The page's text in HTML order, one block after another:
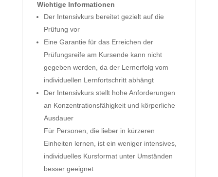
Wichtige Informationen
Der Intensivkurs bereitet gezielt auf die
Prüfung vor
Eine Garantie für das Erreichen der
Prüfungsreife am Kursende kann nicht
gegeben werden, da der Lernerfolg vom
individuellen Lernfortschritt abhängt
Der Intensivkurs stellt hohe Anforderungen
an Konzentrationsfähigkeit und körperliche
Ausdauer
Für Personen, die lieber in kürzeren
Einheiten lernen, ist ein weniger intensives,
individuelles Kursformat unter Umständen
besser geeignet